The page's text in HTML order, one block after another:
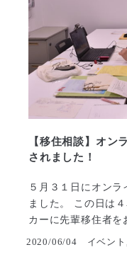
【移住相談】オン
されました！
５月３１日にオン
ました。 この日は
カーに先輩移住者
2020/06/04
イベン